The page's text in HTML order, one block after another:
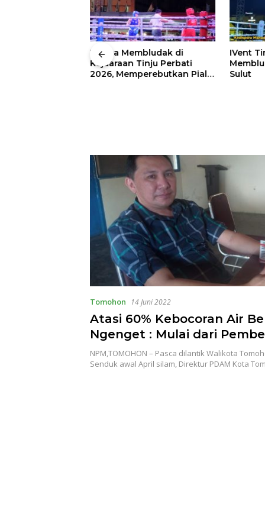
Warga Membludak di
Kejuaraan Tinju Perbati
2026, Memperebutkan Piala
IVent
Sulut
Tomohon 14 Juni 2022
Atasi 60% Kebocoran Air
Ngenget : Mulai dari
Pipa Sampai Pada Integrasi
NPM,TOMOHON – Pasca dilantik Walikota
Senduk awal April silam, Direktur PDAM Kota